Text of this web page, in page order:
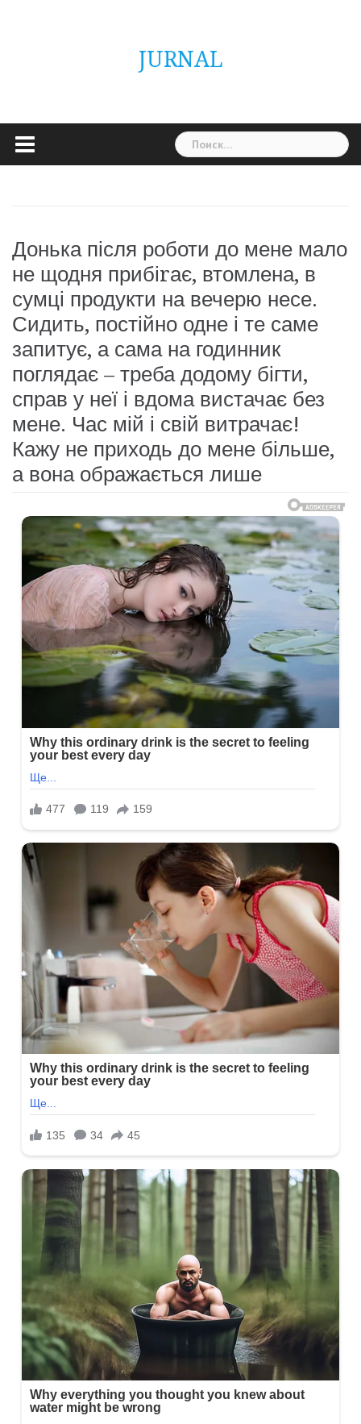
JURNAL
Найти:
Донька після роботи до мене мало
не щодня прибіrає, втомлена, в
сумці продукти на вечерю несе.
Сидить, постійно одне і те саме
запитує, а сама на годинник
поглядає – треба додому бігти,
справ у неї і вдома вистачає без
мене. Час мій і свій витрачає!
Кажу не приходь до мене більше,
а вона ображається лише